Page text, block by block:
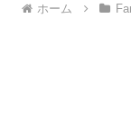
ホーム